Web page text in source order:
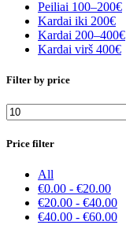
Peiliai 100–200€
Kardai iki 200€
Kardai 200–400€
Kardai virš 400€
Filter by price
Min
kaina
Price filter
All
€0.00 - €20.00
€20.00 - €40.00
€40.00 - €60.00